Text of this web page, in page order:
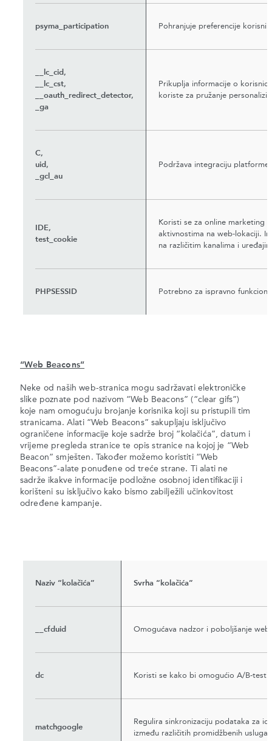
psyma_participation Pohranjuje preferencije
__lc_cid,
__lc_cst,
__oauth_redirect_detector,
_ga
Prikuplja informacije o
koriste za pružanje
C,
uid,
_gcl_au
Podržava integraciju
IDE,
test_cookie
Koristi se za online marketing
aktivnostima na web-lokaciji.
na različitim kanalima i
PHPSESSID Potrebno za ispravno
“Web Beacons”
Neke od naših web-stranica mogu sadržavati elektroničke
slike poznate pod nazivom “Web Beacons” (“clear gifs”)
koje nam omogućuju brojanje korisnika koji su pristupili tim
stranicama. Alati “Web Beacons” sakupljaju isključivo
ograničene informacije koje sadrže broj “kolačića”, datum i
vrijeme pregleda stranice te opis stranice na kojoj je “Web
Beacon” smješten. Također možemo koristiti “Web
Beacons”-alate ponuđene od treće strane. Ti alati ne
sadrže ikakve informacije podložne osobnoj identifikaciji i
korišteni su isključivo kako bismo zabilježili učinkovitost
određene kampanje.
Naziv “kolačića” Svrha “kolačića”
__cfduid Omogućava nadzor i poboljšanje
dc Koristi se kako bi omogućio A/B-
matchgoogle
Regulira sinkronizaciju podataka za
između različitih promidžbenih usluga.